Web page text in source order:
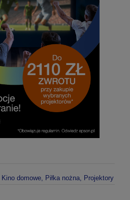
Kino domowe, Piłka nożna, Projektory